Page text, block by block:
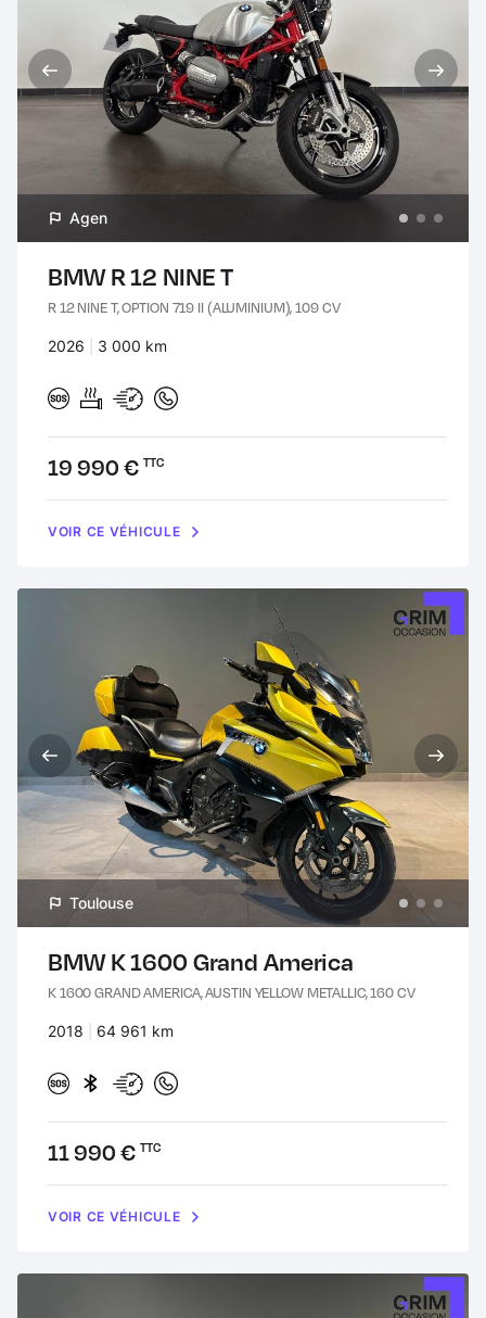
Agen
BMW R 12 NINE T
R 12 NINE T, OPTION 719 II (ALUMINIUM), 109 CV
Années :
2026 Kilomètres :
3 000 km
Prix :
19 990 € TTC
VOIR CE VÉHICULE
Toulouse
BMW K 1600 Grand America
K 1600 GRAND AMERICA, AUSTIN YELLOW METALLIC, 160 CV
Années :
2018 Kilomètres :
64 961 km
Prix :
11 990 € TTC
VOIR CE VÉHICULE